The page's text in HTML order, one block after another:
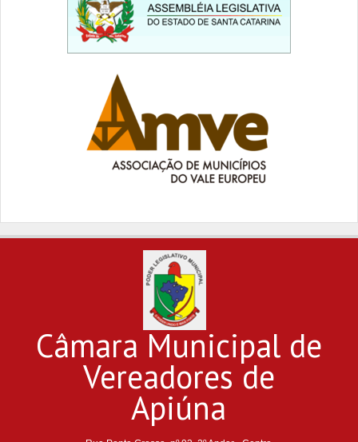
Câmara Municipal de
Vereadores de
Apiúna